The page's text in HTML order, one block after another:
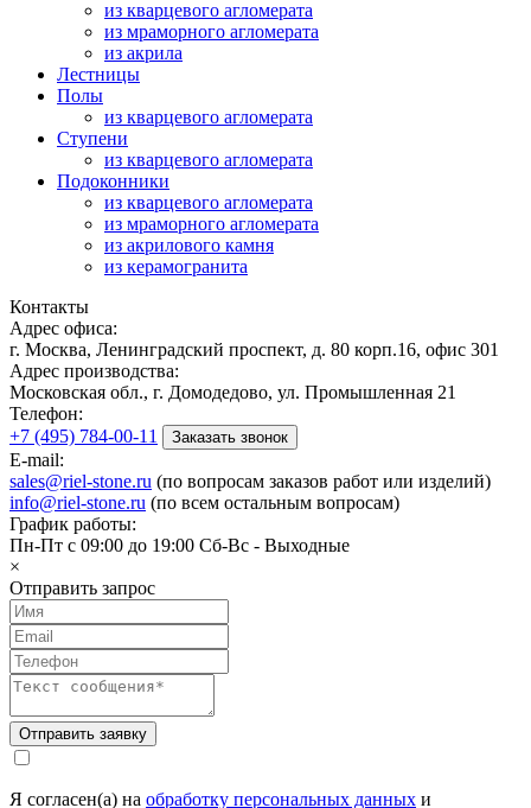
из кварцевого агломерата
из мраморного агломерата
из акрила
Лестницы
Полы
из кварцевого агломерата
Ступени
из кварцевого агломерата
Подоконники
из кварцевого агломерата
из мраморного агломерата
из акрилового камня
из керамогранита
Контакты
Адрес офиса:
г. Москва, Ленинградский проспект, д. 80 корп.16, офис 301
Адрес производства:
Московская обл., г. Домодедово, ул. Промышленная 21
Телефон:
+7 (495) 784-00-11
Заказать звонок
E-mail:
sales@riel-stone.ru (по вопросам заказов работ или изделий)
info@riel-stone.ru (по всем остальным вопросам)
График работы:
Пн-Пт с 09:00 до 19:00 Сб-Вс - Выходные
×
Отправить запрос
Я согласен(а) на обработку персональных данных и